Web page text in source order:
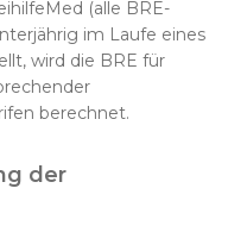
(alle BRE-
im Laufe eines
wird die BRE für
berechnet.
der